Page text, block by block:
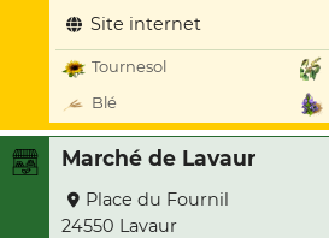
Site internet
Tournesol
Blé
Marché de Lavaur
Place du Fournil
24550 Lavaur